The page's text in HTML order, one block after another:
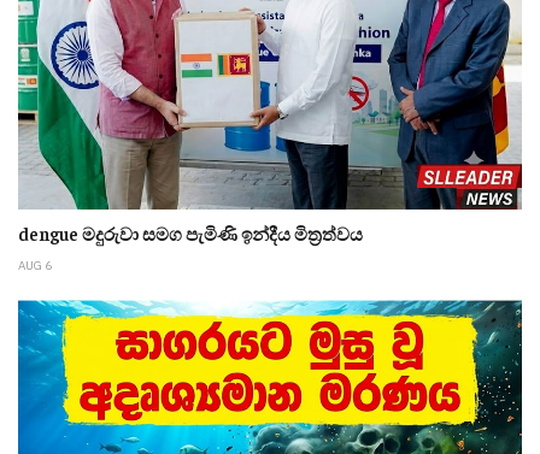
dengue මදුරුවා සමග පැමිණි ඉන්දීය මිත්‍රත්වය
AUG 6